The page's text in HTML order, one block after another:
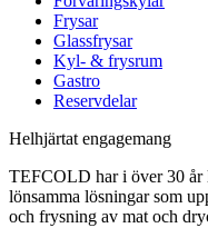
Frysar
Glassfrysar
Kyl- & frysrum
Gastro
Reservdelar
Helhjärtat engagemang
TEFCOLD har i över 30 år
lönsamma lösningar som
och frysning av mat och